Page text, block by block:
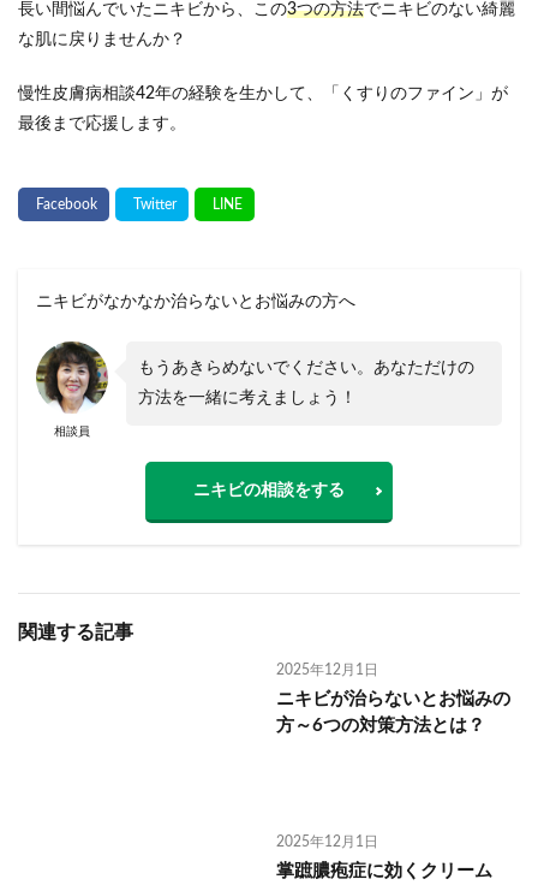
長い間悩んでいたニキビから、この3つの方法でニキビのない綺麗
な肌に戻りませんか？
慢性皮膚病相談42年の経験を生かして、「くすりのファイン」が
最後まで応援します。
ニキビがなかなか治らないとお悩みの方へ
相談員
もうあきらめないでください。あなただけの
方法を一緒に考えましょう！
ニキビの相談をする
関連する記事
2025年12月1日
ニキビが治らないとお悩みの
方～6つの対策方法とは？
2025年12月1日
掌蹠膿疱症に効くクリーム